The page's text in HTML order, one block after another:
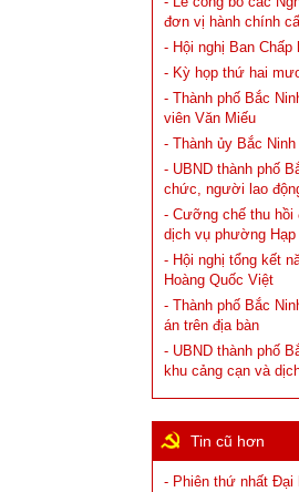
đơn vị hành chính
- Hội nghị Ban Chấp
- Kỳ họp thứ hai
- Thành phố Bắc
viên Văn Miếu
- Thành ủy Bắc
- UBND thành phố
chức, người lao
- Cưỡng chế thu
dịch vụ phường Hạp
- Hội nghị tổng kết
Hoàng Quốc Việt
- Thành phố Bắc
án trên địa bàn
- UBND thành phố
khu cảng cạn và
Tin cũ hơn
- Phiên thứ nhất Đại